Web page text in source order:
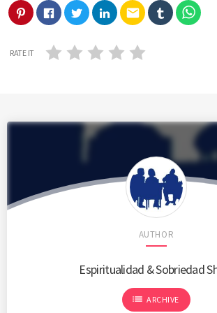
email
RATE IT
AUTHOR
Espiritualidad & Sobriedad
list ARCHIVE